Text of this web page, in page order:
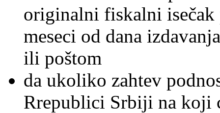
originalni fiskalni isečak
meseci od dana
ili poštom
da ukoliko zahtev
Rrepublici Srbiji na koji